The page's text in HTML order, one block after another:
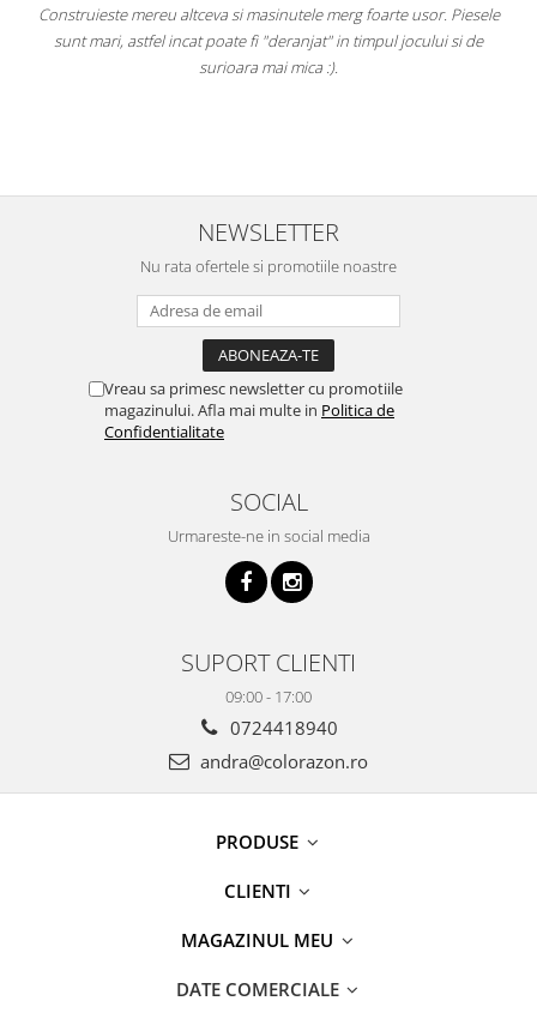
Construieste mereu altceva si masinutele merg foarte usor. Piesele
sunt mari, astfel incat poate fi "deranjat" in timpul jocului si de
surioara mai mica :).
NEWSLETTER
Nu rata ofertele si promotiile noastre
Vreau sa primesc newsletter cu promotiile
magazinului. Afla mai multe in Politica de
Confidentialitate
SOCIAL
Urmareste-ne in social media
SUPORT CLIENTI
09:00 - 17:00
0724418940
andra@colorazon.ro
PRODUSE
CLIENTI
MAGAZINUL MEU
DATE COMERCIALE